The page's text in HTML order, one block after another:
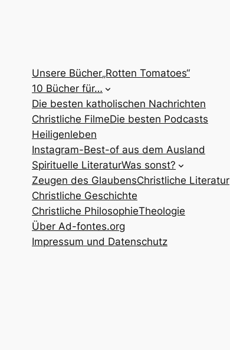
Unsere Bücher„Rotten Tomatoes“
10 Bücher für…
Die besten katholischen Nachrichten
Christliche FilmeDie besten Podcasts
Heiligenleben
Instagram-Best-of aus dem Ausland
Spirituelle LiteraturWas sonst?
Zeugen des GlaubensChristliche Literatur
Christliche Geschichte
Christliche PhilosophieTheologie
Über Ad-fontes.org
Impressum und Datenschutz